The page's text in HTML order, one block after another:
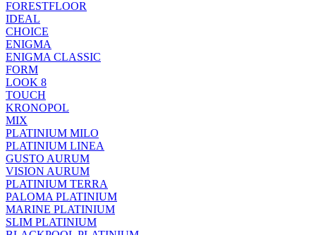
FORESTFLOOR
IDEAL
CHOICE
ENIGMA
ENIGMA CLASSIC
FORM
LOOK 8
TOUCH
KRONOPOL
MIX
PLATINIUM MILO
PLATINIUM LINEA
GUSTO AURUM
VISION AURUM
PLATINIUM TERRA
PALOMA PLATINIUM
MARINE PLATINIUM
SLIM PLATINIUM